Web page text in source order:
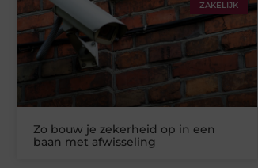
ZAKELIJK
Zo bouw je zekerheid op in een
baan met afwisseling